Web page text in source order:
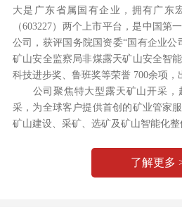
大是广东省属国有企业，拥有广东
（603227）两个上市平台，是中国第
公司，获评国务院国资委“国有企业公
矿山安全监察局非煤露天矿山安全智
科技进步奖、鲁班奖等荣誉 700余项，
公司聚焦特大型露天矿山开采
采，为全球客户提供首创的矿业管家
矿山建设、采矿、选矿及矿山智能化整
了解更多